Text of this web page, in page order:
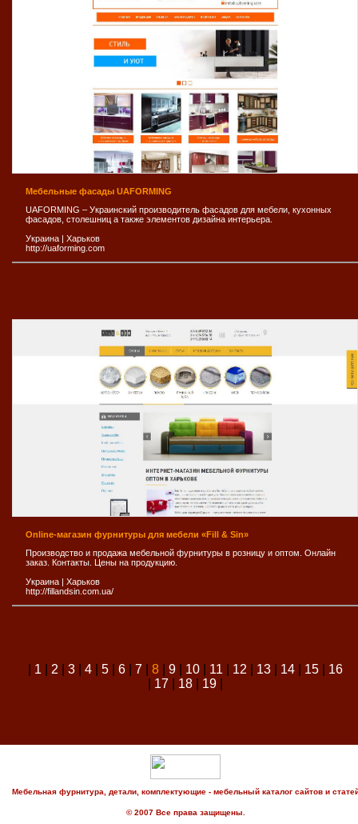
Мебельные фасады UAFORMING
UAFORMING – Украинский производитель фасадов для мебели, кухонных
фасадов, столешниц а также элементов дизайна интерьера.
Украина | Харьков
http://uaforming.com
Online-магазин фурнитуры для мебели «Fill & Sin»
Производство и продажа мебельной фурнитуры в розницу и оптом. Oнлайн
заказ. Контакты. Цены на продукцию.
Украина | Харьков
http://fillandsin.com.ua/
1 2 3| 4| 5| 6| 7| 8 9| 10| 11 12 13| 14| 15| 16
17| 18| 19|
Мебельная фурнитура, детали, комплектующие - мебельный каталог сайтов и
© 2007 Все права защищены.